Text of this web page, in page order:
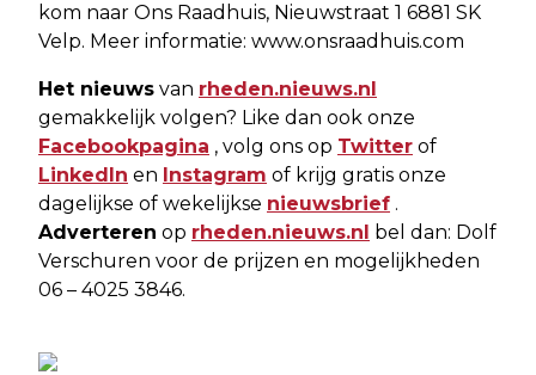
kom naar Ons Raadhuis, Nieuwstraat 1 6881 SK
Velp. Meer informatie: www.onsraadhuis.com
Het nieuws van rheden.nieuws.nl
gemakkelijk volgen? Like dan ook onze
Facebookpagina , volg ons op Twitter of
LinkedIn en Instagram of krijg gratis onze
dagelijkse of wekelijkse nieuwsbrief .
Adverteren op rheden.nieuws.nl bel dan: Dolf
Verschuren voor de prijzen en mogelijkheden
06 – 4025 3846.